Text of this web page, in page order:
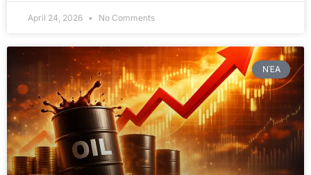
April 24, 2026 No Comments
ΝΈΑ